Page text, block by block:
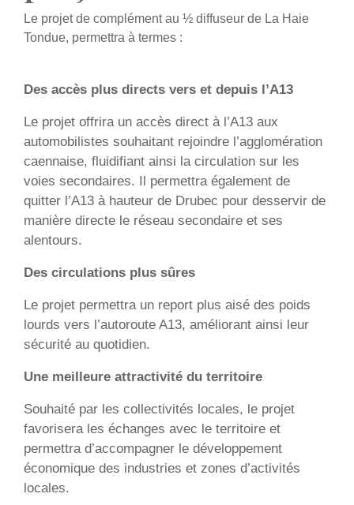
Le projet de complément au ½ diffuseur de La Haie
Tondue, permettra à termes :
Des accès plus directs vers et depuis l’A13
Le projet offrira un accès direct à l’A13 aux
automobilistes souhaitant rejoindre l’agglomération
caennaise, fluidifiant ainsi la circulation sur les
voies secondaires. Il permettra également de
quitter l’A13 à hauteur de Drubec pour desservir de
manière directe le réseau secondaire et ses
alentours.
Des circulations plus sûres
Le projet permettra un report plus aisé des poids
lourds vers l’autoroute A13, améliorant ainsi leur
sécurité au quotidien.
Une meilleure attractivité du territoire
Souhaité par les collectivités locales, le projet
favorisera les échanges avec le territoire et
permettra d’accompagner le développement
économique des industries et zones d’activités
locales.